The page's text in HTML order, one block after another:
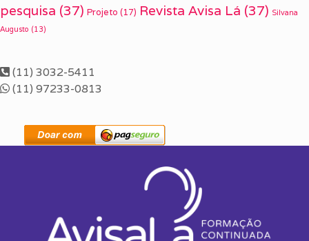
pesquisa (37) Projeto (17) Revista Avisa Lá (37) Silvana
Augusto (13)
(11) 3032-5411
(11) 97233-0813